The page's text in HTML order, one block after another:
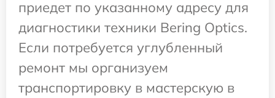
приедет по указанному адресу для
диагностики техники Bering Optics.
Если потребуется углубленный
ремонт мы организуем
транспортировку в мастерскую в